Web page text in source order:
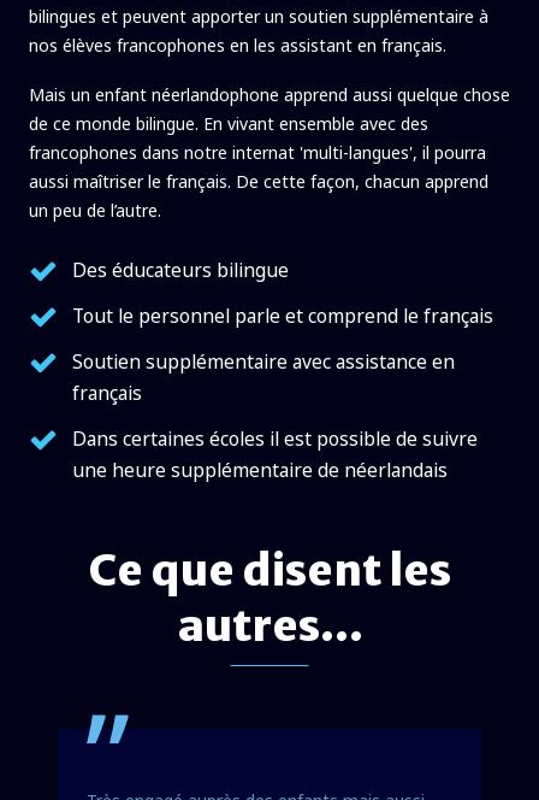
bilingues et peuvent apporter un soutien supplémentaire à
nos élèves francophones en les assistant en français.
Mais un enfant néerlandophone apprend aussi quelque chose
de ce monde bilingue. En vivant ensemble avec des
francophones dans notre internat 'multi-langues', il pourra
aussi maîtriser le français. De cette façon, chacun apprend
un peu de l’autre.
Des éducateurs bilingue
Tout le personnel parle et comprend le français
Soutien supplémentaire avec assistance en
français
Dans certaines écoles il est possible de suivre
une heure supplémentaire de néerlandais
Ce que disent les
autres...